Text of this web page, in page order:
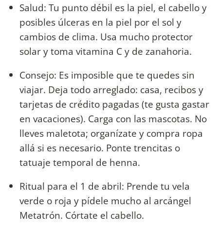
Salud: Tu punto débil es la piel, el cabello y
posibles úlceras en la piel por el sol y
cambios de clima. Usa mucho protector
solar y toma vitamina C y de zanahoria.
Consejo: Es imposible que te quedes sin
viajar. Deja todo arreglado: casa, recibos y
tarjetas de crédito pagadas (te gusta gastar
en vacaciones). Carga con las mascotas. No
lleves maletota; organízate y compra ropa
allá si es necesario. Ponte trencitas o
tatuaje temporal de henna.
Ritual para el 1 de abril: Prende tu vela
verde o roja y pídele mucho al arcángel
Metatrón. Córtate el cabello.